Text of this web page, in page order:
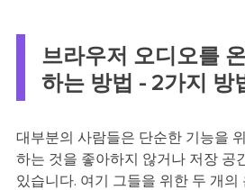
브라우저 오디오를
하는 방법 - 2가지 방
대부분의 사람들은 단순한 기능을
하는 것을 좋아하지 않거나 저장 공
있습니다. 여기 그들을 위한 두 개의